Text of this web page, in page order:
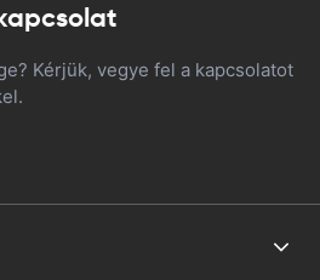
Kérjük, vegye fel a kapcsolatot